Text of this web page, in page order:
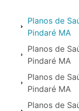
Planos de
Pindaré MA
Planos de
Pindaré MA
Planos de
Pindaré MA
Planos de